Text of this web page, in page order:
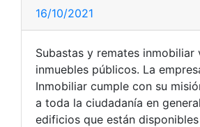
16/10/2021
Subastas y remates inmobiliar
inmuebles públicos. La
Inmobiliar cumple con su
a toda la ciudadanía en
edificios que están